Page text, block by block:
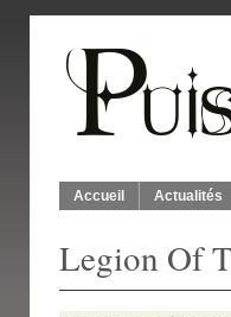
Accueil Actualités
Legion Of